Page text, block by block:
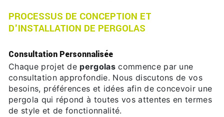
PROCESSUS DE CONCEPTION ET
D'INSTALLATION DE PERGOLAS
Consultation Personnalisée
Chaque projet de pergolas commence par une
consultation approfondie. Nous discutons de vos
besoins, préférences et idées afin de concevoir une
pergola qui répond à toutes vos attentes en termes
de style et de fonctionnalité.